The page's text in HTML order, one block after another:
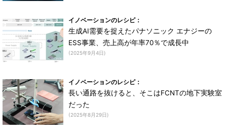
イノベーションのレシピ：
生成AI需要を捉えたパナソニック エナジーの
ESS事業、売上高が年率70％で成長中
(2025年9月4日)
イノベーションのレシピ：
長い通路を抜けると、そこはFCNTの地下実験室
だった
(2025年8月29日)